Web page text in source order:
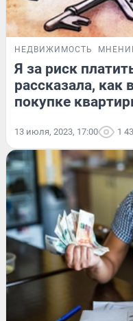
НЕДВИЖИМОСТЬ
Я за риск
рассказала, как
покупке
13 июля, 2023, 17:00 1